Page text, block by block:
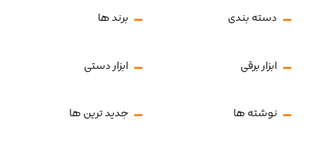
دسته بندی برند ها
ابزار برقی ابزار دستی
نوشته ها جدید ترین ها